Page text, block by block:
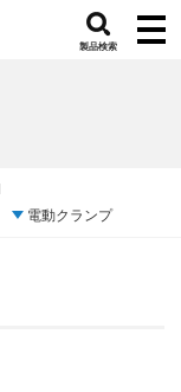
製品検索
電動クランプ